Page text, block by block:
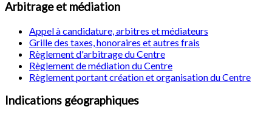
Arbitrage et médiation
Appel à candidature, arbitres et médiateurs
Grille des taxes, honoraires et autres frais
Règlement d'arbitrage du Centre
Règlement de médiation du Centre
Règlement portant création et organisation du Centre
Indications géographiques